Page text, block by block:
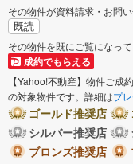
その物件が資料請求・お問
既読
その物件を既にご覧になっ
成約でもらえる
【Yahoo!不動産】物件ご成
の対象物件です。詳細はプ
ゴールド推奨店
シルバー推奨店
ブロンズ推奨店